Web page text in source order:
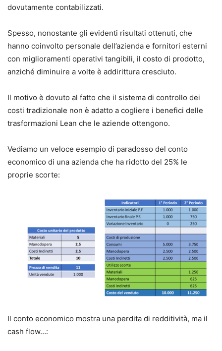
dovutamente contabilizzati.
Spesso, nonostante gli evidenti risultati ottenuti, che
hanno coinvolto personale dell’azienda e fornitori esterni
con miglioramenti operativi tangibili, il costo di prodotto,
anziché diminuire a volte è addirittura cresciuto.
Il motivo è dovuto al fatto che il sistema di controllo dei
costi tradizionale non è adatto a cogliere i benefici delle
trasformazioni Lean che le aziende ottengono.
Vediamo un veloce esempio di paradosso del conto
economico di una azienda che ha ridotto del 25% le
proprie scorte:
Il conto economico mostra una perdita di redditività, ma il
cash flow…: